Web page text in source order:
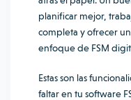
planificar mejor,
completa y ofrecer
enfoque de FSM
Estas son las
faltar en tu software